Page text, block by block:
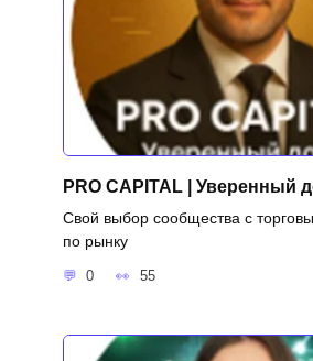
PRO CAPITAL | Уверенный
Свой выбор сообщества с
по рынку
0 55